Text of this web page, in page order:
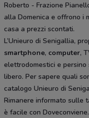
Roberto - Frazione
alla Domenica e offrono i
casa a prezzi scontati.
L’Unieuro di Senigallia,
smartphone, computer,
elettrodomestici e
libero. Per sapere quali
catalogo Unieuro di
Rimanere informato sulle
è facile con Doveconviene.